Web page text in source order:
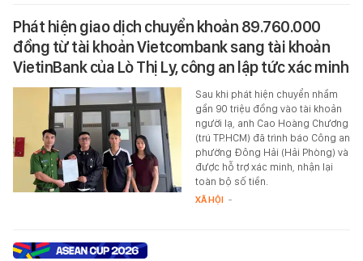
Phát hiện giao dịch chuyển khoản 89.760.000
đồng từ tài khoản Vietcombank sang tài khoản
VietinBank của Lò Thị Ly, công an lập tức xác minh
Sau khi phát hiện chuyển nhầm
gần 90 triệu đồng vào tài khoản
người lạ, anh Cao Hoàng Chương
(trú TP.HCM) đã trình báo Công an
phường Đông Hải (Hải Phòng) và
được hỗ trợ xác minh, nhận lại
toàn bộ số tiền.
XÃ HỘI -